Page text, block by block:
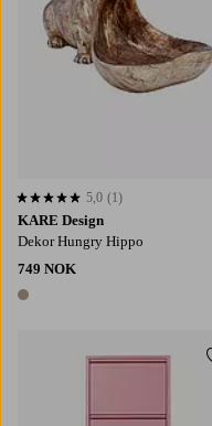
KARE Design
Dekor Hungry Hippo
749 NOK
1 farge
5,0 basert på 1 karaktergivninger
5,0 (1)